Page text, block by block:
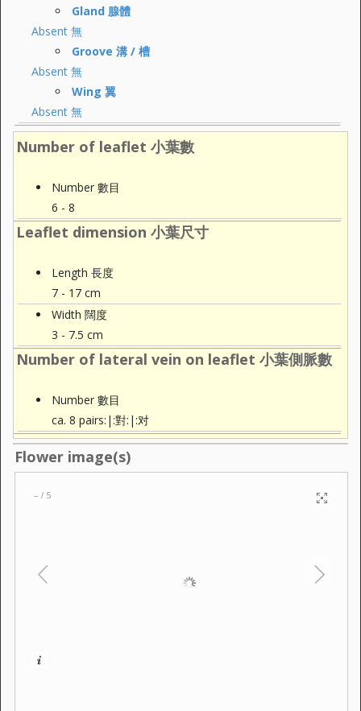
Gland 腺體
Absent 無
Groove 溝 / 槽
Absent 無
Wing 翼
Absent 無
Number of leaflet 小葉數
Number 數目
6 - 8
Leaflet dimension 小葉尺寸
Length 長度
7 - 17 cm
Width 闊度
3 - 7.5 cm
Number of lateral vein on leaflet 小葉側脈數
Number 數目
ca. 8 pairs:|:對:|:对
Flower image(s)
– / 5